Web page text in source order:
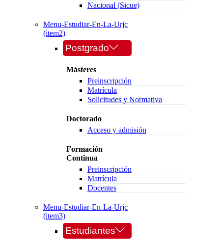
Nacional (Sicue)
Menu-Estudiar-En-La-Urjc
(item2)
Postgrado
Másteres
Preinscripción
Matrícula
Solicitudes y Normativa
Doctorado
Acceso y admisión
Formación
Continua
Preinscripción
Matrícula
Docentes
Menu-Estudiar-En-La-Urjc
(item3)
Estudiantes